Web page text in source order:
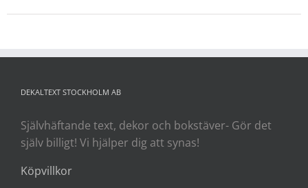
DEKALTEXT STOCKHOLM AB
Självhäftande text, dekor och bokstäver- Gör det
själv billigt! Vi hjälper dig att synas!
Köpvillkor